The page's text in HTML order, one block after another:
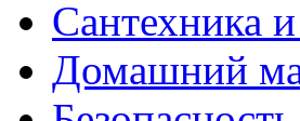
Сантехника
Домашний